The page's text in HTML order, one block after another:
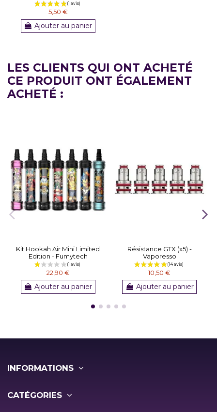
5,50 €
Ajouter au panier
LES CLIENTS QUI ONT ACHETÉ
CE PRODUIT ONT ÉGALEMENT
ACHETÉ :
Kit Hookah Air Mini Limited
Edition - Fumytech
22,90 €
Ajouter au panier
Résistance GTX (x5) -
Vaporesso
10,50 €
Ajouter au panier
INFORMATIONS
CATÉGORIES